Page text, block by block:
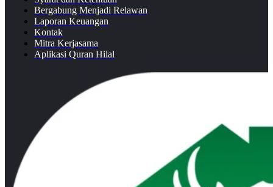
Bergabung Menjadi Relawan
Laporan Keuangan
Kontak
Mitra Kerjasama
Aplikasi Quran Hilal